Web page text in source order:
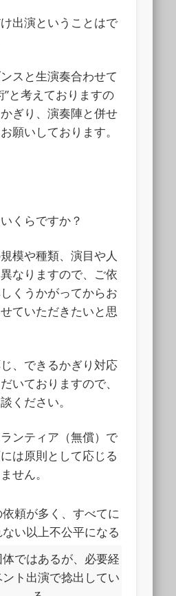
出演ということはで
スと生演奏合わせて
”と考えておりますの
ぎり、演奏陣と併せ
願いしております。
くらですか？
模や種類、演目や人
なりますので、ご依
くうかがってからお
ていただきたいと思
、できるかぎり対応
いておりますので、
ください。
ンティア（無償）で
は原則として応じる
せん。
頼が多く、すべてに
い以上不公平になる
ではあるが、必要経
ト出演で捻出してい